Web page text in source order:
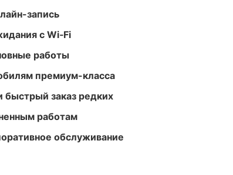
запись
с Wi‑Fi
работы
премиум-класса
быстрый заказ редких
работам
обслуживание